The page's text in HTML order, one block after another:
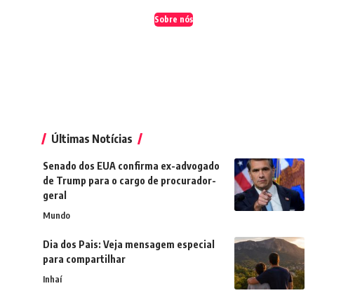
Sobre nós
Últimas Notícias
Senado dos EUA confirma ex-advogado
de Trump para o cargo de procurador-
geral
Mundo
Dia dos Pais: Veja mensagem especial
para compartilhar
Inhaí